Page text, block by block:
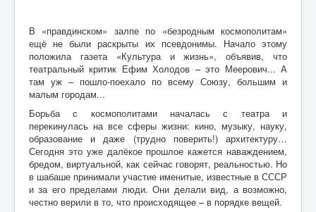
Почта Мишпохи
Родословная
Редакционный подвальчик
Мартиролог
Кухня Мишпохи
Гостевая книга
Контакты
Карта сайта
В «правдинском» залпе по «безродным космополитам»
ещё не были раскрыты их псевдонимы. Начало этому
положила газета «Культура и жизнь», объявив, что
театральный критик Ефим Холодов – это Меерович... А
там уж – пошло-поехало по всему Союзу, большим и
малым городам...
Борьба с космополитами началась с театра и
перекинулась на все сферы жизни: кино, музыку, науку,
образование и даже (трудно поверить!) архитектуру…
Сегодня это уже далёкое прошлое кажется наваждением,
бредом, виртуальной, как сейчас говорят, реальностью. Но
в шабаше принимали участие именитые, известные в СССР
и за его пределами люди. Они делали вид, а возможно,
честно верили в то, что происходящее – в порядке вещей.